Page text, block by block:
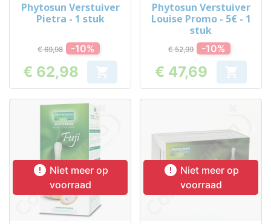
Phytosun Verstuiver
Pietra - 1 stuk
€ 69,98 -10%
Prijs
€ 62,98 
Phytosun Verstuiver
Louise Promo - 5€ - 1
stuk
€ 52,99 -10%
Prijs
€ 47,69 
 Niet meer op
voorraad
 Niet meer op
voorraad